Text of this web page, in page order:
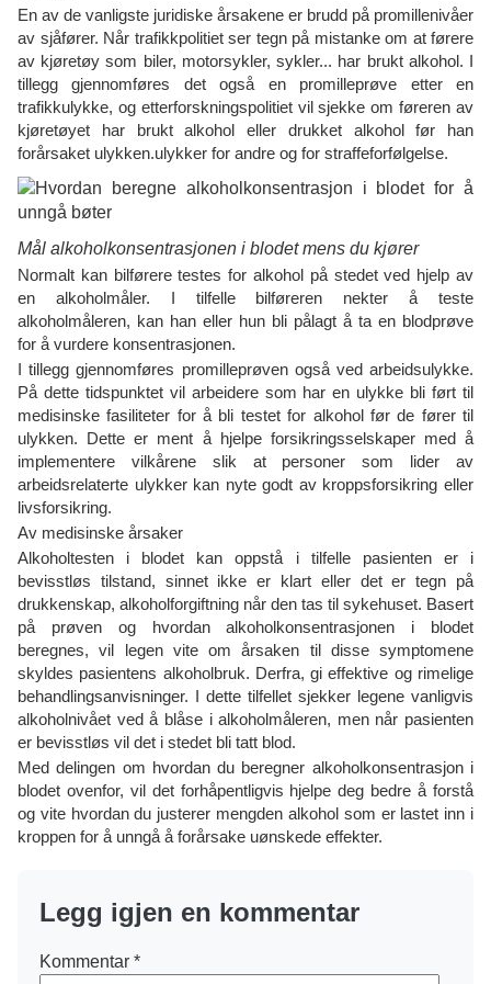
En av de vanligste juridiske årsakene er brudd på promillenivåer
av sjåfører. Når trafikkpolitiet ser tegn på mistanke om at førere
av kjøretøy som biler, motorsykler, sykler... har brukt alkohol. I
tillegg gjennomføres det også en promilleprøve etter en
trafikkulykke, og etterforskningspolitiet vil sjekke om føreren av
kjøretøyet har brukt alkohol eller drukket alkohol før han
forårsaket ulykken.ulykker for andre og for straffeforfølgelse.
Mål alkoholkonsentrasjonen i blodet mens du kjører
Normalt kan bilførere testes for alkohol på stedet ved hjelp av
en alkoholmåler. I tilfelle bilføreren nekter å teste
alkoholmåleren, kan han eller hun bli pålagt å ta en blodprøve
for å vurdere konsentrasjonen.
I tillegg gjennomføres promilleprøven også ved arbeidsulykke.
På dette tidspunktet vil arbeidere som har en ulykke bli ført til
medisinske fasiliteter for å bli testet for alkohol før de fører til
ulykken. Dette er ment å hjelpe forsikringsselskaper med å
implementere vilkårene slik at personer som lider av
arbeidsrelaterte ulykker kan nyte godt av kroppsforsikring eller
livsforsikring.
Av medisinske årsaker
Alkoholtesten i blodet kan oppstå i tilfelle pasienten er i
bevisstløs tilstand, sinnet ikke er klart eller det er tegn på
drukkenskap, alkoholforgiftning når den tas til sykehuset. Basert
på prøven og hvordan alkoholkonsentrasjonen i blodet
beregnes, vil legen vite om årsaken til disse symptomene
skyldes pasientens alkoholbruk. Derfra, gi effektive og rimelige
behandlingsanvisninger. I dette tilfellet sjekker legene vanligvis
alkoholnivået ved å blåse i alkoholmåleren, men når pasienten
er bevisstløs vil det i stedet bli tatt blod.
Med delingen om hvordan du beregner alkoholkonsentrasjon i
blodet ovenfor, vil det forhåpentligvis hjelpe deg bedre å forstå
og vite hvordan du justerer mengden alkohol som er lastet inn i
kroppen for å unngå å forårsake uønskede effekter.
Legg igjen en kommentar
Kommentar *